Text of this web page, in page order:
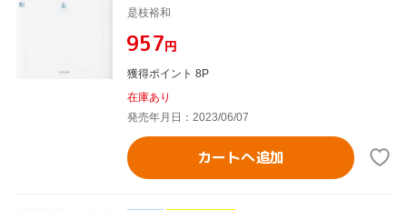
是枝裕和
¥957円
獲得ポイント 8P
在庫あり
発売年月日：2023/06/07
カートへ追加